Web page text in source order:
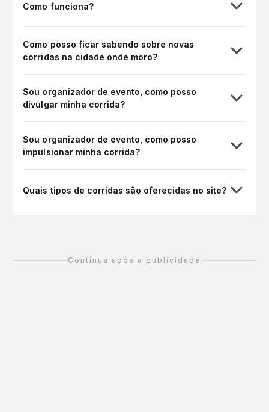
Como funciona?
Como posso ficar sabendo sobre novas
corridas na cidade onde moro?
Sou organizador de evento, como posso
divulgar minha corrida?
Sou organizador de evento, como posso
impulsionar minha corrida?
Quais tipos de corridas são oferecidas no site?
Continua após a publicidade